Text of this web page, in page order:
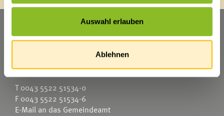
Auswahl erlauben
Ablehnen
Marktgemeinde Frastanz
Sägenplatz 1
Österreich
T0043 5522 51534-0
F 0043 5522 51534-6
E-Mail an das Gemeindeamt